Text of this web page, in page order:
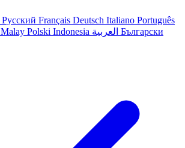
Русский Français Deutsch Italiano Português
Malay Polski Indonesia العربية Български